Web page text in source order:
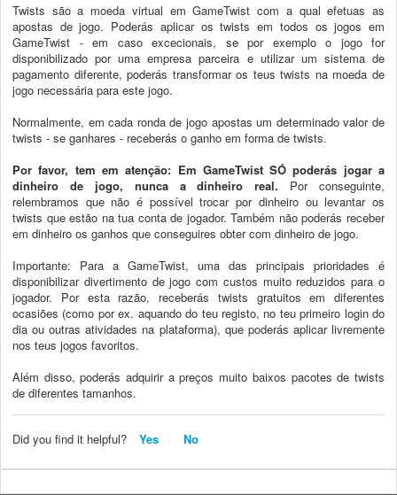
Twists são a moeda virtual em GameTwist com a qual efetuas as
apostas de jogo. Poderás aplicar os twists em todos os jogos em
GameTwist - em caso excecionais, se por exemplo o jogo for
disponibilizado por uma empresa parceira e utilizar um sistema de
pagamento diferente, poderás transformar os teus twists na moeda de
jogo necessária para este jogo.
Normalmente, em cada ronda de jogo apostas um determinado valor de
twists - se ganhares - receberás o ganho em forma de twists.
Por favor, tem em atenção: Em GameTwist SÓ poderás jogar a
dinheiro de jogo, nunca a dinheiro real. Por conseguinte,
relembramos que não é possível trocar por dinheiro ou levantar os
twists que estão na tua conta de jogador. Também não poderás receber
em dinheiro os ganhos que conseguires obter com dinheiro de jogo.
Importante: Para a GameTwist, uma das principais prioridades é
disponibilizar divertimento de jogo com custos muito reduzidos para o
jogador. Por esta razão, receberás twists gratuitos em diferentes
ocasiões (como por ex. aquando do teu registo, no teu primeiro login do
dia ou outras atividades na plataforma), que poderás aplicar livremente
nos teus jogos favoritos.
Além disso, poderás adquirir a preços muito baixos pacotes de twists
de diferentes tamanhos.
Did you find it helpful? Yes No